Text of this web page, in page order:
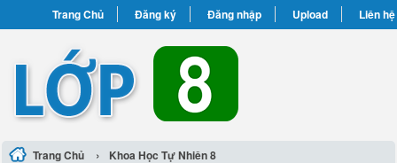
Trang Chủ Đăng ký Đăng nhập Upload Liên hệ
Trang Chủ › Khoa Học Tự Nhiên 8